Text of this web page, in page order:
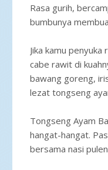
Rasa gurih,
bumbunya
Jika kamu
cabe rawit di
bawang goreng,
lezat tongseng
Tongseng Ayam
hangat-hangat.
bersama nasi